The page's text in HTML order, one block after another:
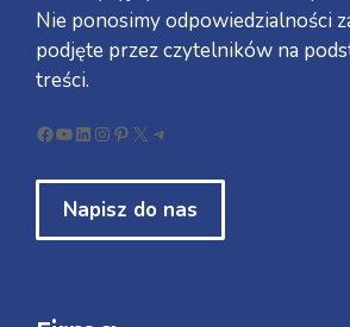
Nie ponosimy odpowiedzialności
podjęte przez czytelników na
treści.
Facebook
YouTube
LinkedIn
Instagram
Pinterest
X Telegram
Napisz do nas